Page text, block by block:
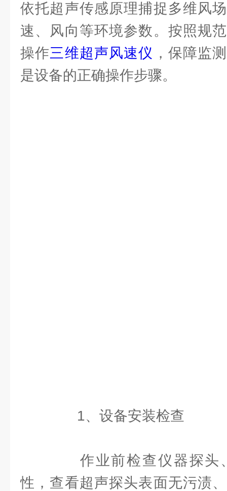
依托超声传感原理捕捉多维风
速、风向等环境参数。按照规
操作三维超声风速仪 ，保障监
是设备的正确操作步骤。
1、设备安装检查
作业前检查仪器探头
性，查看超声探头表面无污渍